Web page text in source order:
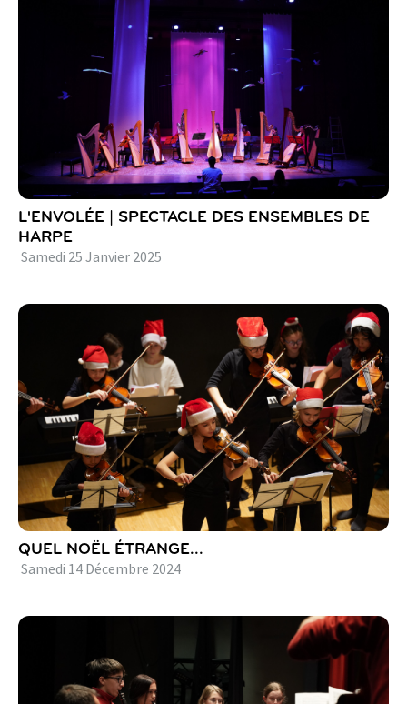
L'ENVOLÉE | SPECTACLE DES ENSEMBLES DE
HARPE
Samedi 25 Janvier 2025
QUEL NOËL ÉTRANGE...
Samedi 14 Décembre 2024